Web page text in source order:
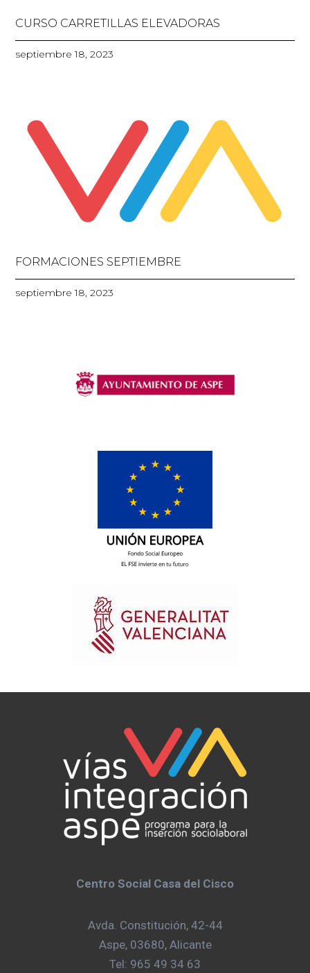
CURSO CARRETILLAS ELEVADORAS
septiembre 18, 2023
FORMACIONES SEPTIEMBRE
septiembre 18, 2023
Centro Social Casa del Cisco
Avda. Constitución, 42-44
Aspe, 03680, Alicante
Tel: 965 49 34 63